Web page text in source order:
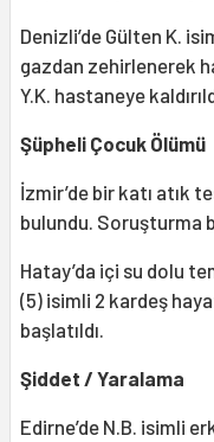
Denizli’de Gülten K.
gazdan zehirlenerek
Y.K. hastaneye
Şüpheli Çocuk Ölümü
İzmir’de bir katı atık
bulundu. Soruşturma
Hatay’da içi su dolu
(5) isimli 2 kardeş
başlatıldı.
Şiddet / Yaralama
Edirne’de N.B. isimli